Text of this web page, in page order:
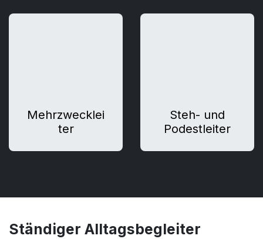
Mehrzwecklei
ter
Steh- und
Podestleiter
Ständiger Alltagsbegleiter